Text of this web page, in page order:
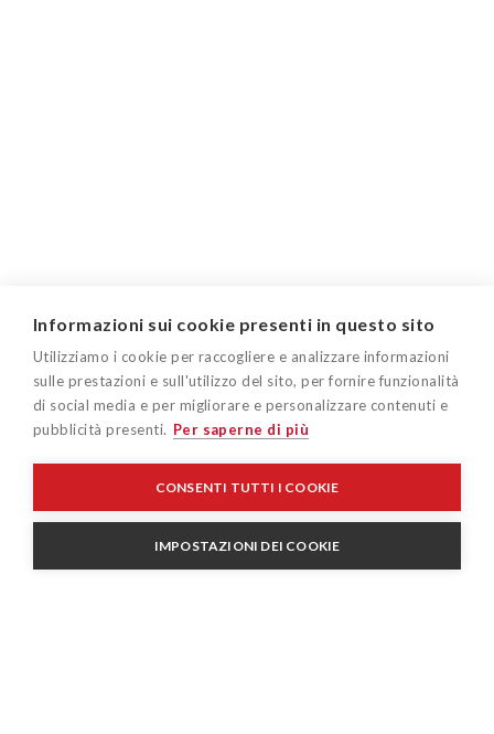
Informazioni sui cookie presenti in questo sito
Utilizziamo i cookie per raccogliere e analizzare informazioni
sulle prestazioni e sull'utilizzo del sito, per fornire funzionalità
di social media e per migliorare e personalizzare contenuti e
pubblicità presenti. Per saperne di più
CONSENTI TUTTI I COOKIE
IMPOSTAZIONI DEI COOKIE